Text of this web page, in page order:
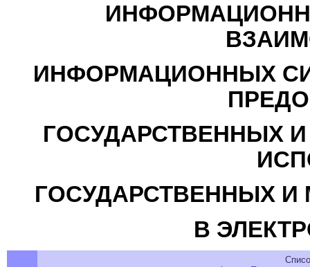
ИНФОРМАЦИОННЫХ
ГОСУДАРСТВЕННЫХ
ГОСУДАРСТВЕННЫХ
В